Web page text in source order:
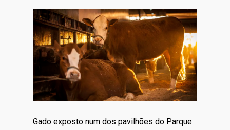
Gado exposto num dos pavilhões do Parque